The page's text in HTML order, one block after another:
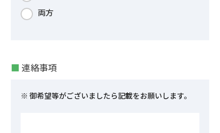
両方
■連絡事項
※ 御希望等がございましたら記載をお願いします。